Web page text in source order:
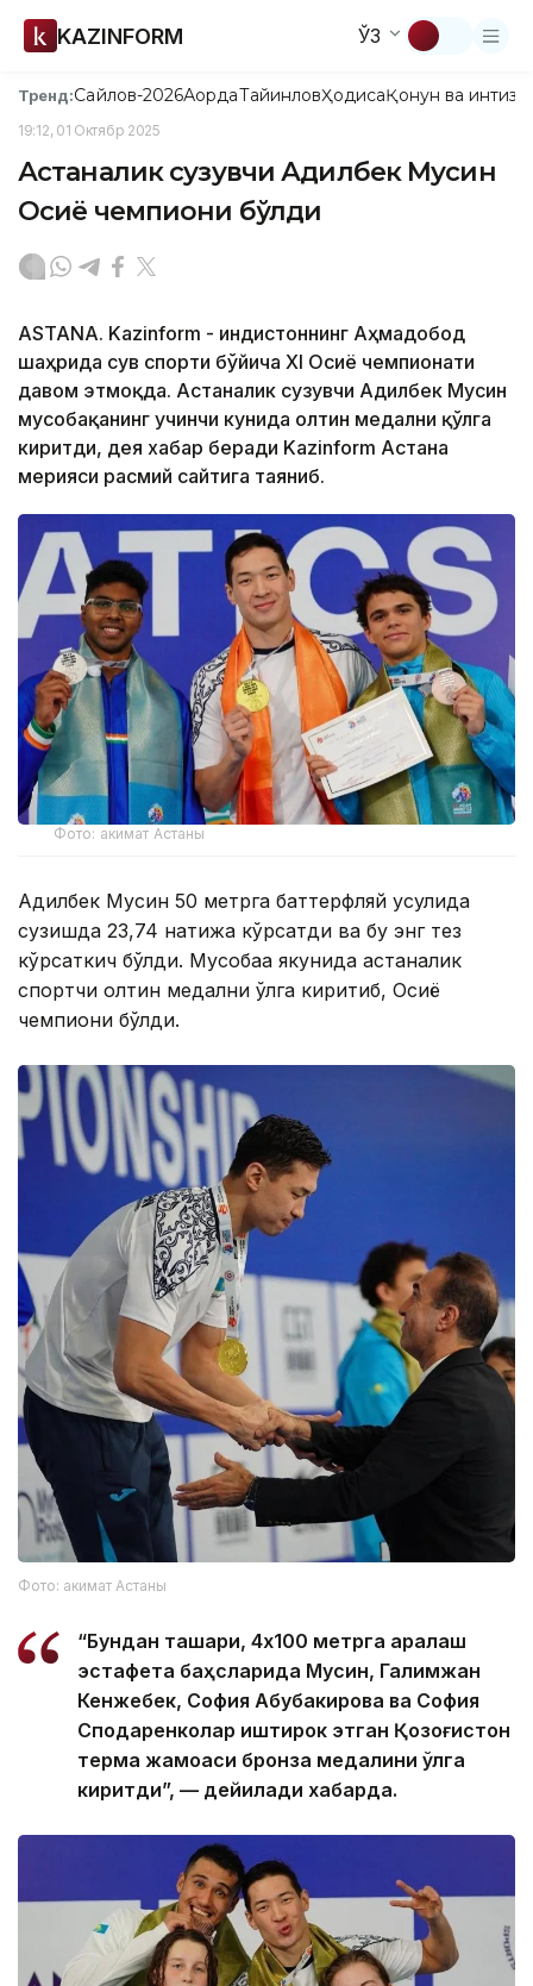
KAZINFORM ЎЗ
Тренд:Сайлов-2026АқордаТайинловҲодисаҚонун ва
19:12, 01 Октябр 2025
Астаналик сузувчи Адилбек Мусин
Осиё чемпиони бўлди
ASTANA. Kazinform - Ҳиндистоннинг Аҳмадобод
шаҳрида сув спорти бўйича XI Осиё чемпионати
давом этмоқда. Астаналик сузувчи Адилбек Мусин
мусобақанинг учинчи кунида олтин медални қўлга
киритди, дея хабар беради Kazinform Астана
мерияси расмий сайтига таяниб.
Фото: акимат Астаны
Адилбек Мусин 50 метрга баттерфляй усулида
сузишда 23,74 натижа кўрсатди ва бу энг тез
кўрсаткич бўлди. Мусобақа якунида астаналик
спортчи олтин медални қўлга киритиб, Осиё
чемпиони бўлди.
Фото: акимат Астаны
“Бундан ташқари, 4х100 метрга аралаш
эстафета баҳсларида Мусин, Галимжан
Кенжебек, София Абубакирова ва София
Сподаренколар иштирок этган Қозоғистон
терма жамоаси бронза медалини қўлга
киритди”, — дейилади хабарда.